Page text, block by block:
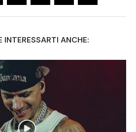
INTERESSARTI ANCHE: